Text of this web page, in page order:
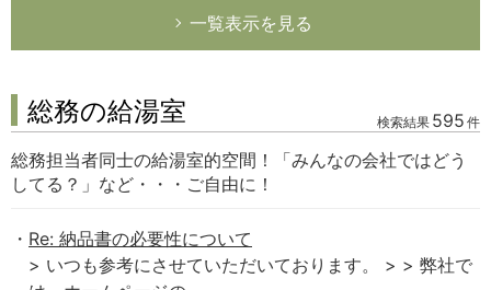
一覧表示を見る
総務の給湯室 検索結果 595 件
総務担当者同士の給湯室的空間！「みんなの会社ではどう
してる？」など・・・ご自由に！
Re: 納品書の必要性について
> いつも参考にさせていただいております。 > > 弊社で